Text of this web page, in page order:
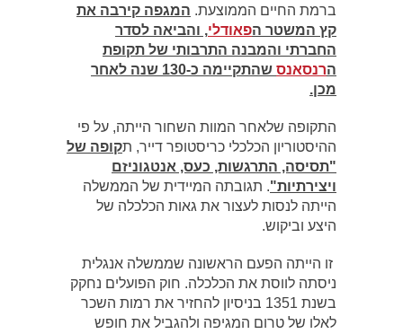
ברמת החיים הממוצעת. המגפה קירבה את
קץ המשטר ה פאודלי,והביאה לסדר
החברתי והמבנה התרבותי של תקופת
שהתקיימה כ-130 שנה לאחר
התקופה שלאחר המוות השחור הייתה, על פי
ההיסטוריון הכלכלי כריסטופר דייר, תקופה של
"תסיסה, התרגשות, כעס, אנטגוניזם
. תגובתה המיידית של הממשלה
הייתה לנסות לעצור את גאות הכלכלה של
היצע וביקוש.
זו הייתה הפעם הראשונה שממשלה אנגלית
ניסתה לווסת את הכלכלה. חוק הפועלים נחקק
בשנת 1351 בניסיון להחזיר את רמות השכר
לאלו של טרום המגיפה ולהגביל את חופש